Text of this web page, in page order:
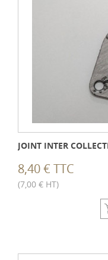
JOINT INTER
8,40 € TTC
(7,00 € HT)